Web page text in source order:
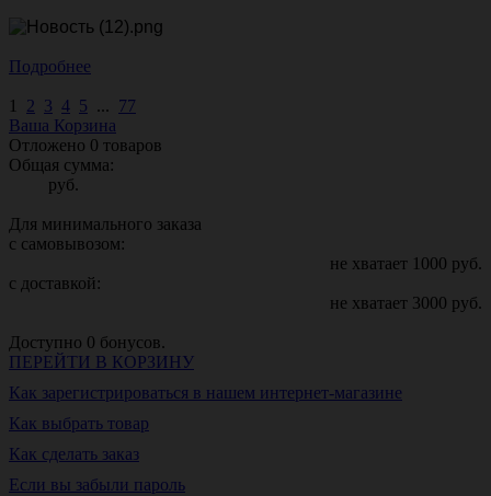
Подробнее
1 2 3 4 5 ... 77
Ваша Корзина
Отложено 0 товаров
Общая сумма:
руб.
Для минимального заказа
с самовывозом:
не хватает 1000 руб.
с доставкой:
не хватает 3000 руб.
Доступно 0 бонусов.
ПЕРЕЙТИ В КОРЗИНУ
Как зарегистрироваться в нашем интернет-магазине
Как выбрать товар
Как сделать заказ
Если вы забыли пароль